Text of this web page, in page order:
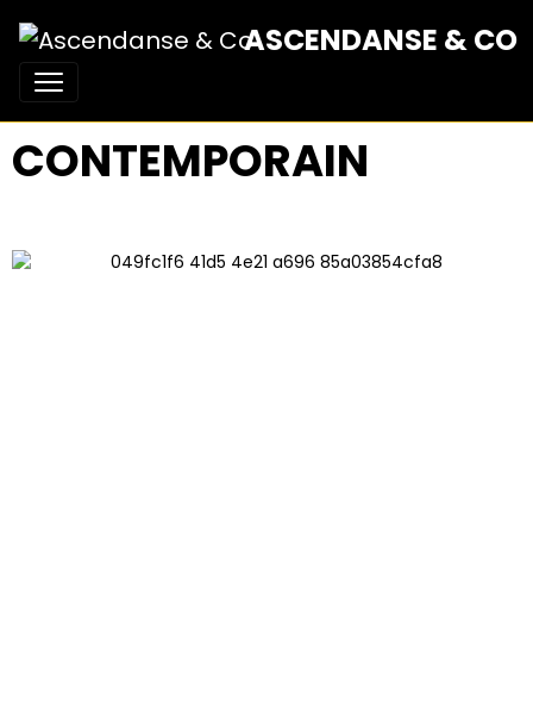
ASCENDANSE & CO
CONTEMPORAIN